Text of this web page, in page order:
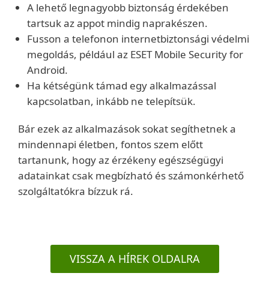
A lehető legnagyobb biztonság érdekében
tartsuk az appot mindig naprakészen.
Fusson a telefonon internetbiztonsági védelmi
megoldás, például az ESET Mobile Security for
Android.
Ha kétségünk támad egy alkalmazással
kapcsolatban, inkább ne telepítsük.
Bár ezek az alkalmazások sokat segíthetnek a
mindennapi életben, fontos szem előtt
tartanunk, hogy az érzékeny egészségügyi
adatainkat csak megbízható és számonkérhető
szolgáltatókra bízzuk rá.
VISSZA A HÍREK OLDALRA